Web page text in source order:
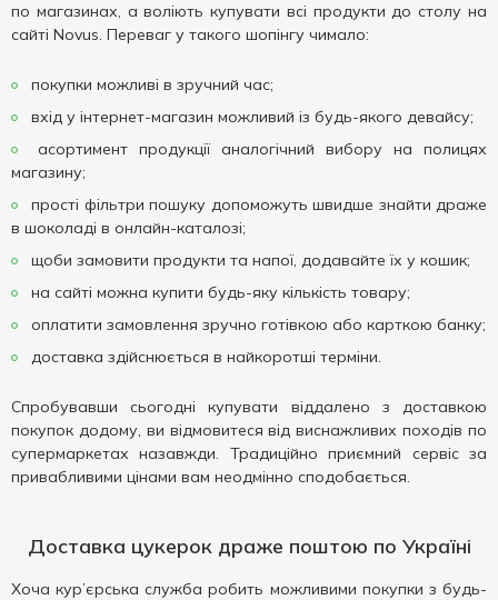
по магазинах, а воліють купувати всі продукти до столу на
сайті Novus. Переваг у такого шопінгу чимало:
покупки можливі в зручний час;
вхід у інтернет-магазин можливий із будь-якого девайсу;
асортимент продукції аналогічний вибору на полицях
магазину;
прості фільтри пошуку допоможуть швидше знайти драже
в шоколаді в онлайн-каталозі;
щоби замовити продукти та напої, додавайте їх у кошик;
на сайті можна купити будь-яку кількість товару;
оплатити замовлення зручно готівкою або карткою банку;
доставка здійснюється в найкоротші терміни.
Спробувавши сьогодні купувати віддалено з доставкою
покупок додому, ви відмовитеся від виснажливих походів по
супермаркетах назавжди. Традиційно приємний сервіс за
привабливими цінами вам неодмінно сподобається.
Доставка цукерок драже поштою по Україні
Хоча кур’єрська служба робить можливими покупки з будь-